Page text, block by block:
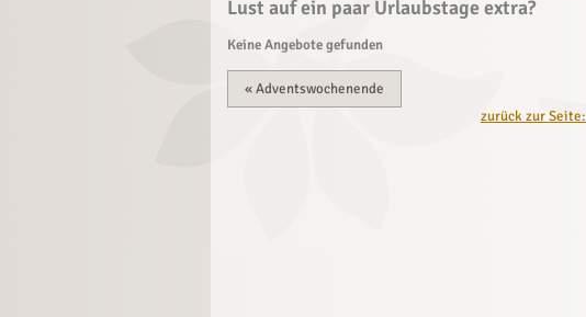
Lust auf ein paar Urlaubstage extra?
Keine Angebote gefunden
«Adventswochenende
zurück zur Seite: